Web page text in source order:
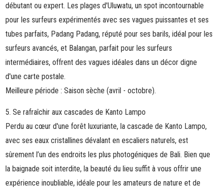
débutant ou expert. Les plages d'Uluwatu, un spot incontournable
pour les surfeurs expérimentés avec ses vagues puissantes et ses
tubes parfaits, Padang Padang, réputé pour ses barils, idéal pour les
surfeurs avancés, et Balangan, parfait pour les surfeurs
intermédiaires, offrent des vagues idéales dans un décor digne
d'une carte postale.
Meilleure période : Saison sèche (avril - octobre).
5. Se rafraîchir aux cascades de Kanto Lampo
Perdu au cœur d'une forêt luxuriante, la cascade de Kanto Lampo,
avec ses eaux cristallines dévalant en escaliers naturels, est
sûrement l’un des endroits les plus photogéniques de Bali. Bien que
la baignade soit interdite, la beauté du lieu suffit à vous offrir une
expérience inoubliable, idéale pour les amateurs de nature et de